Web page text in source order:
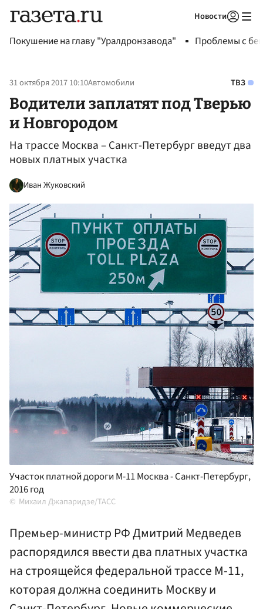
Новости
Покушение на главу "Уралдронзавода" Проблемы с
31 октября 2017 10:10Автомобили ТВЗ
Водители заплатят под Тверью
и Новгородом
На трассе Москва – Санкт-Петербург введут два
новых платных участка
Иван Жуковский
Участок платной дороги М-11 Москва - Санкт-Петербург,
2016 год
Михаил Джапаридзе/ТАСС
Премьер-министр РФ Дмитрий Медведев
распорядился ввести два платных участка
на строящейся федеральной трассе М-11,
которая должна соединить Москву и